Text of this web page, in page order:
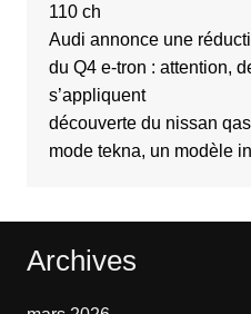
110 ch
Audi annonce une
du Q4 e-tron : attention,
s’appliquent
découverte du nissan
mode tekna, un modèle
Archives